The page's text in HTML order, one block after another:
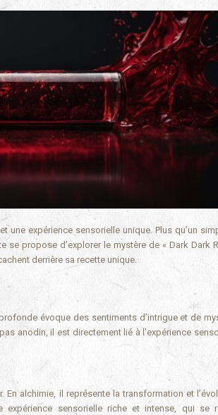
expérience sensorielle unique. Plus qu’un
se propose d’explorer le mystère de « Dark Dark
derrière sa recette unique.
évoque des sentiments d’intrigue et de
anodin, il est directement lié à l’expérience
alchimie, il représente la transformation et
sensorielle riche et intense, qui se